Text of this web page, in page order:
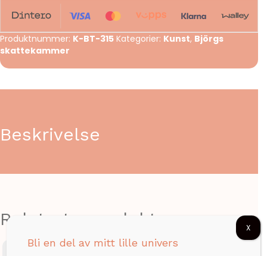
Produktnummer: K-BT-315 Kategorier: Kunst, Björgs
skattekammer
Beskrivelse
Relaterte produkter
Bli en del av mitt lille univers
X